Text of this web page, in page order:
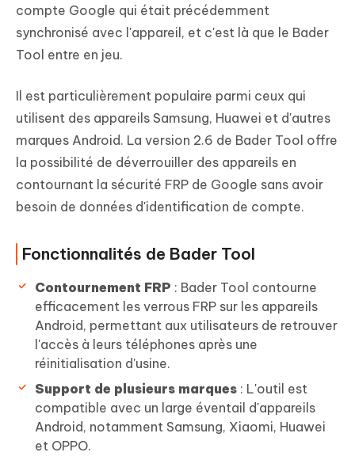
compte Google qui était précédemment
synchronisé avec l'appareil, et c'est là que le Bader
Tool entre en jeu.
Il est particulièrement populaire parmi ceux qui
utilisent des appareils Samsung, Huawei et d'autres
marques Android. La version 2.6 de Bader Tool offre
la possibilité de déverrouiller des appareils en
contournant la sécurité FRP de Google sans avoir
besoin de données d'identification de compte.
Fonctionnalités de Bader Tool
Contournement FRP : Bader Tool contourne
efficacement les verrous FRP sur les appareils
Android, permettant aux utilisateurs de retrouver
l'accès à leurs téléphones après une
réinitialisation d'usine.
Support de plusieurs marques : L'outil est
compatible avec un large éventail d'appareils
Android, notamment Samsung, Xiaomi, Huawei
et OPPO.